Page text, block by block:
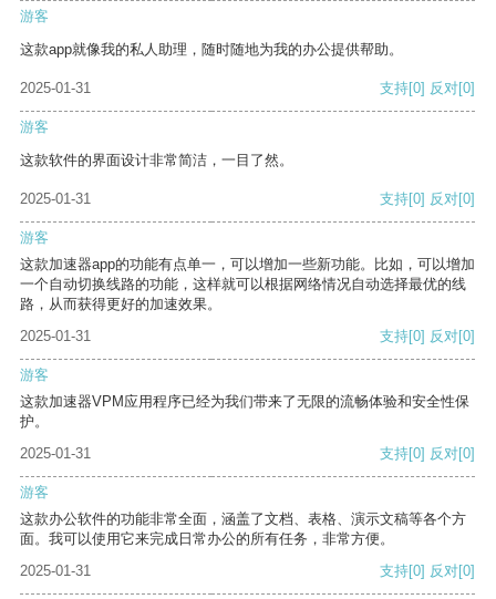
游客
这款app就像我的私人助理，随时随地为我的办公提供帮助。
2025-01-31 支持[0] 反对[0]
游客
这款软件的界面设计非常简洁，一目了然。
2025-01-31 支持[0] 反对[0]
游客
这款加速器app的功能有点单一，可以增加一些新功能。比如，可以增加
一个自动切换线路的功能，这样就可以根据网络情况自动选择最优的线
路，从而获得更好的加速效果。
2025-01-31
支持[0] 反对[0]
游客
这款加速器VPM应用程序已经为我们带来了无限的流畅体验和安全性保
护。
2025-01-31
支持[0] 反对[0]
游客
这款办公软件的功能非常全面，涵盖了文档、表格、演示文稿等各个方
面。我可以使用它来完成日常办公的所有任务，非常方便。
2025-01-31
支持[0] 反对[0]